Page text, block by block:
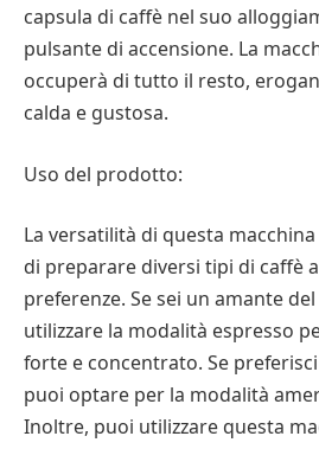
capsula di caffè nel suo
pulsante di accensione. La
occuperà di tutto il resto,
calda e gustosa.
Uso del prodotto:
La versatilità di questa
di preparare diversi tipi di caffè
preferenze. Se sei un amante
utilizzare la modalità espresso
forte e concentrato. Se
puoi optare per la modalità
Inoltre, puoi utilizzare questa